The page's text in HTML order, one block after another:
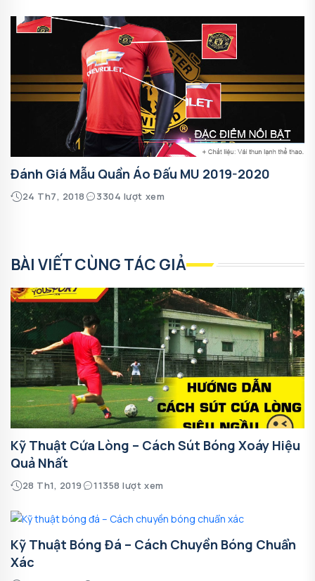
Đánh Giá Mẫu Quần Áo Đấu MU 2019-2020
24 Th7, 2018 3304 lượt xem
BÀI VIẾT CÙNG TÁC GIẢ
Kỹ Thuật Cứa Lòng – Cách Sút Bóng Xoáy Hiệu
Quả Nhất
28 Th1, 2019 11358 lượt xem
Kỹ Thuật Bóng Đá – Cách Chuyền Bóng Chuẩn
Xác